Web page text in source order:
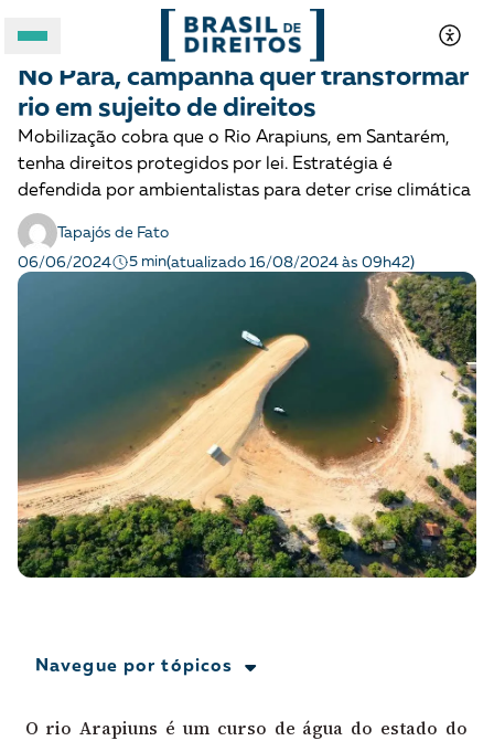
A BRASIL DE DIREITOS
ASSUNTOS
FORMATOS
Apoie a Brasil de Direitos
A [BD] conta as histórias de quem defende
direitos humanos no Brasil. Para continuar,
esse trabalho precisa da sua doação!
DIREITOS SOCIOAMBIENTAIS
Notícias
No Pará, campanha quer transformar
rio em sujeito de direitos
Mobilização cobra que o Rio Arapiuns, em Santarém,
tenha direitos protegidos por lei. Estratégia é
defendida por ambientalistas para deter crise climática
Tapajós de Fato
06/06/2024
5 min(atualizado 16/08/2024 às 09h42)
Navegue por tópicos
O rio Arapiuns é um curso de água do estado do